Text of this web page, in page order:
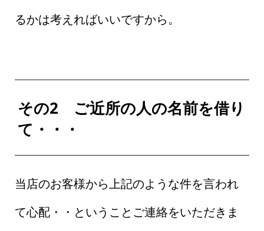
るかは考えればいいですから。
その2 ご近所の人の名前を借り
て・・・
当店のお客様から上記のような件を言われ
て心配・・ということご連絡をいただきま